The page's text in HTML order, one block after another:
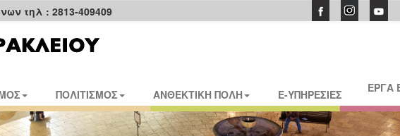
τηλ : 2813-409409
ΠΟΛΙΤΙΣΜΟΣ ΑΝΘΕΚΤΙΚΗ ΠΟΛΗ E-ΥΠΗΡΕΣΙΕΣ ΕΡΓΑ